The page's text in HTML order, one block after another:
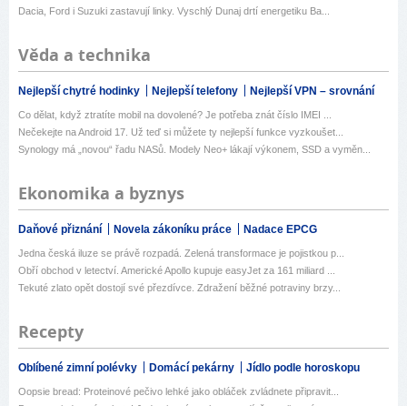
Dacia, Ford i Suzuki zastavují linky. Vyschlý Dunaj drtí energetiku Ba...
Věda a technika
Nejlepší chytré hodinky Nejlepší telefony Nejlepší VPN – srovnání
Co dělat, když ztratíte mobil na dovolené? Je potřeba znát číslo IMEI ...
Nečekejte na Android 17. Už teď si můžete ty nejlepší funkce vyzkoušet...
Synology má „novou“ řadu NASů. Modely Neo+ lákají výkonem, SSD a vyměn...
Ekonomika a byznys
Daňové přiznání Novela zákoníku práce Nadace EPCG
Jedna česká iluze se právě rozpadá. Zelená transformace je pojistkou p...
Obří obchod v letectví. Americké Apollo kupuje easyJet za 161 miliard ...
Tekuté zlato opět dostojí své přezdívce. Zdražení běžné potraviny brzy...
Recepty
Oblíbené zimní polévky Domácí pekárny Jídlo podle horoskopu
Oopsie bread: Proteinové pečivo lehké jako obláček zvládnete připravit...